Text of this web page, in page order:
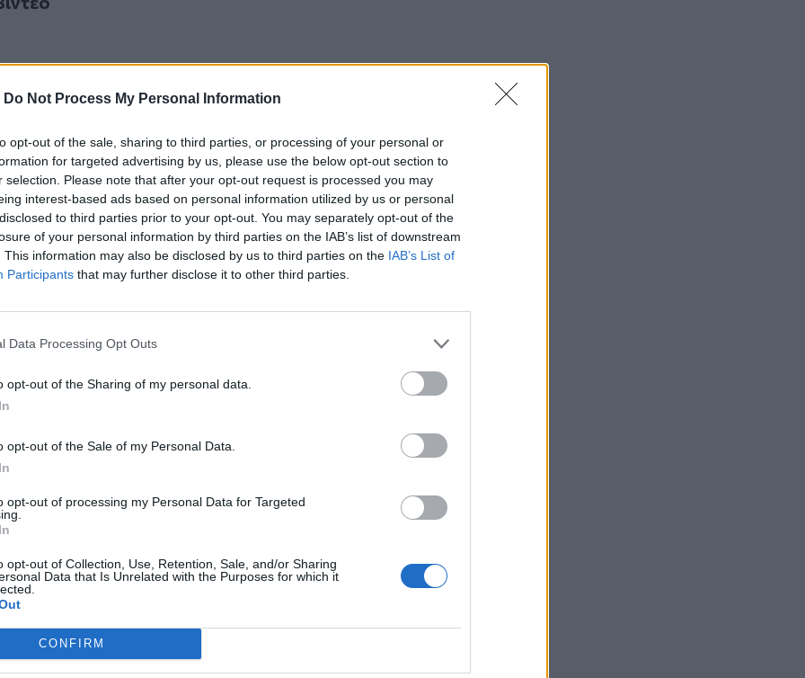
Do Not Process My Personal Information
opt-out of the sale, sharing to third parties, or processing of your personal or
for targeted advertising by us, please use the below opt-out section to
selection. Please note that after your opt-out request is processed you may
interest-based ads based on personal information utilized by us or personal
to third parties prior to your opt-out. You may separately opt-out of the
of your personal information by third parties on the IAB’s list of downstream
This information may also be disclosed by us to third parties on the IAB’s List of
Participants that may further disclose it to other third parties.
Data Processing Opt Outs
opt-out of the Sharing of my personal data.
opt-out of the Sale of my Personal Data.
opt-out of processing my Personal Data for Targeted
opt-out of Collection, Use, Retention, Sale, and/or Sharing
Data that Is Unrelated with the Purposes for which it
CONFIRM
επιχειρήσεων στη Βιομηχανική
και σε 25 Βιομηχανικές
ζωή τους, την ανταγωνιστικότητα
τους. Κατά τα άλλα όμως η
» είπε ο κ.
κοινοβουλευτική πρωτοβουλία
δύσκολη κατάσταση για εκατοντάδες
που πραγματοποιήθηκε
ότι «προτεραιότητα είναι να
θέλουμε μία ισχυρή οικονομία,
θα δίνει λύσεις στις νεότερες γενιές.
μονόδρομος, προκειμένου να
ελληνικού λαού και ιδιαίτερα το
το θέμα συζήτησης στις 3
χρόνια ΠΑΣΟΚ».
τηνΚρήτηκαι τοΗράκλειο
18:44
Υψηλός κίνδυνος πυρκαγιάς την